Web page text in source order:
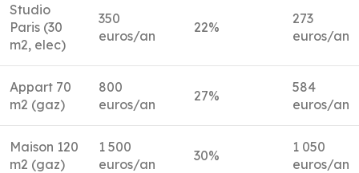
Studio
Paris (30
m2, elec)
350
euros/an
22%
273
euros/an
Appart 70
m2 (gaz)
800
euros/an
27%
584
euros/an
Maison 120
m2 (gaz)
1 500
euros/an
30%
1 050
euros/an